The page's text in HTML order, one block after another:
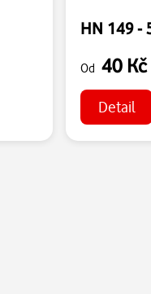
HN 149 -
Od 40 Kč
Detail